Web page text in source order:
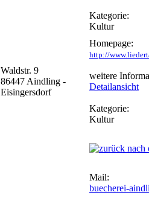
Kategorie:
Kultur
Waldstr. 9
86447 Aindling -
Eisingersdorf
Homepage:
http://
weitere
Detailansicht
Kategorie:
Kultur
Mail:
buecherei-